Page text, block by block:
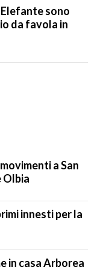
sono
da favola in
a San
Olbia
innesti per la
in casa Arborea